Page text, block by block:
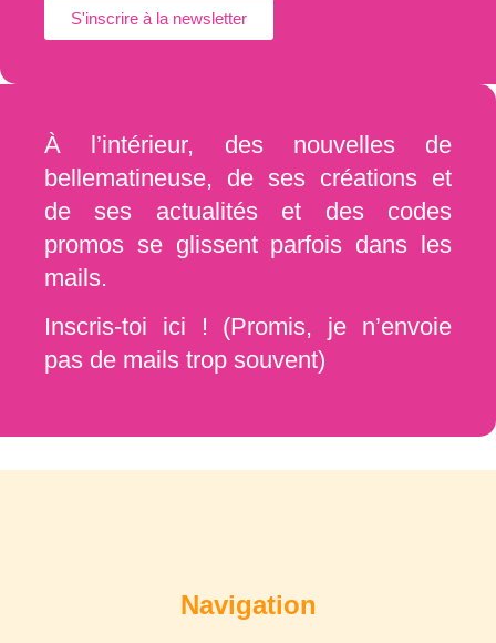
S'inscrire à la newsletter
À l’intérieur, des nouvelles de
bellematineuse, de ses créations et
de ses actualités et des codes
promos se glissent parfois dans les
mails.
Inscris-toi ici ! (Promis, je n’envoie
pas de mails trop souvent)
Navigation